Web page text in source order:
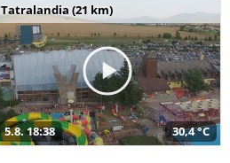
Tatralandia (21 km)
5.8. 18:38 30,4 °C